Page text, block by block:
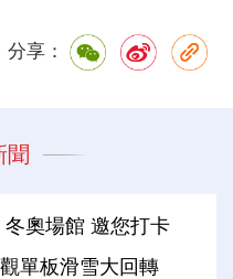
分享：
聞
奧場館 邀您打卡
單板滑雪大回轉